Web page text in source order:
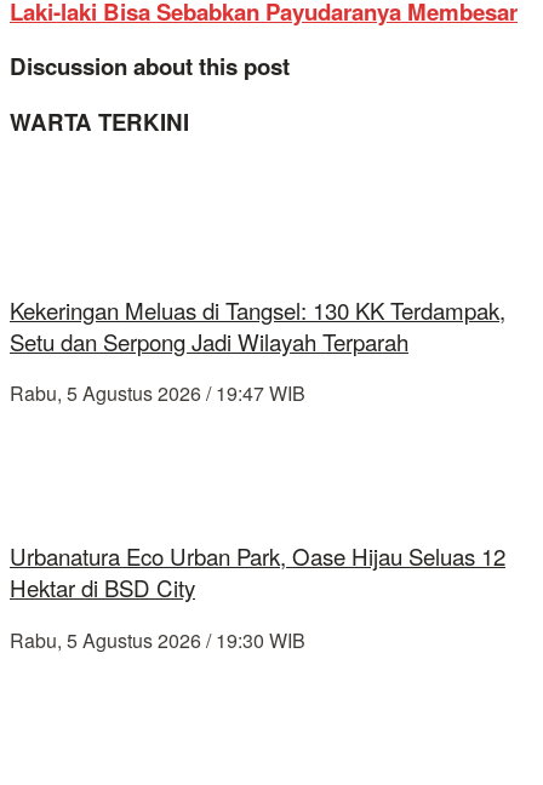
Laki-laki Bisa Sebabkan Payudaranya Membesar
Discussion about this post
WARTA TERKINI
Kekeringan Meluas di Tangsel: 130 KK Terdampak,
Setu dan Serpong Jadi Wilayah Terparah
Rabu, 5 Agustus 2026 / 19:47 WIB
Urbanatura Eco Urban Park, Oase Hijau Seluas 12
Hektar di BSD City
Rabu, 5 Agustus 2026 / 19:30 WIB